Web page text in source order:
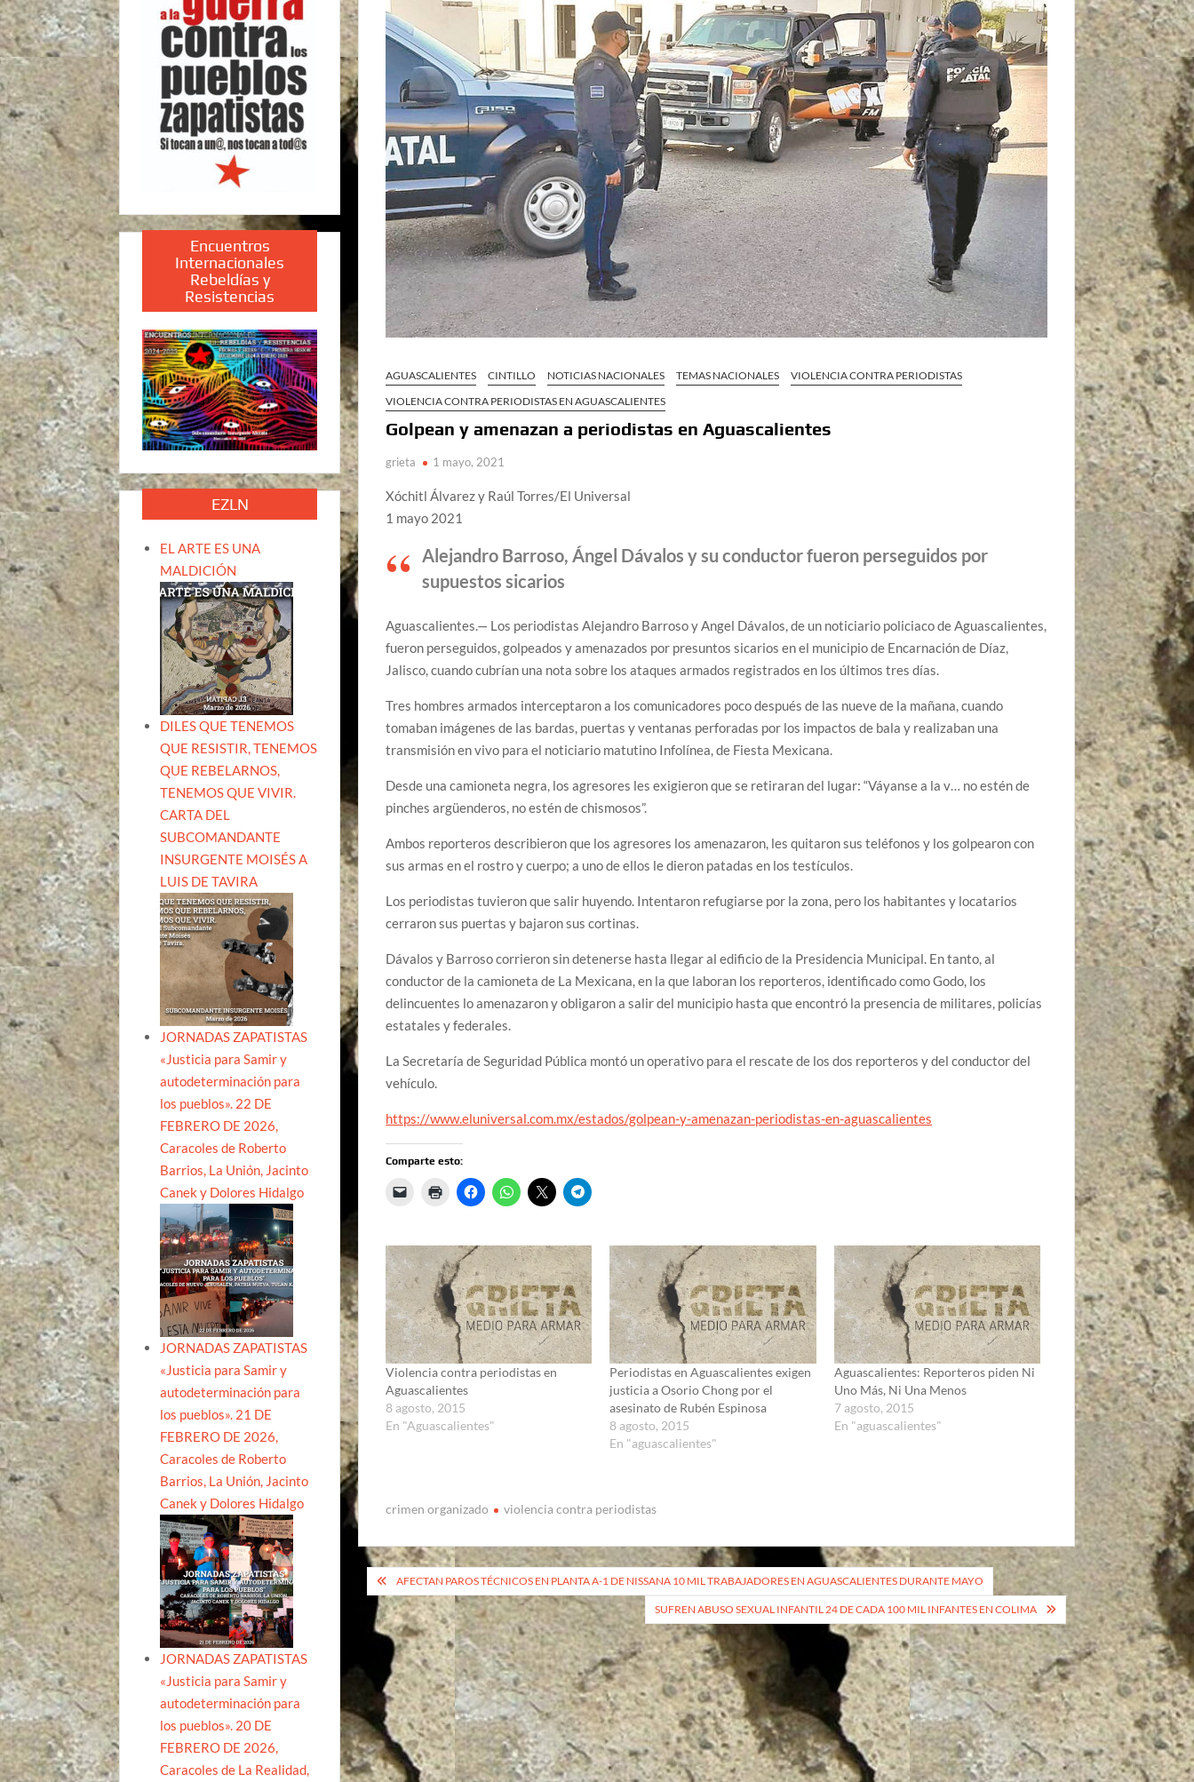
AGUASCALIENTES CINTILLO NOTICIAS NACIONALES TEMAS NACIONALES
VIOLENCIA CONTRA PERIODISTAS
VIOLENCIA CONTRA PERIODISTAS EN AGUASCALIENTES
Golpean y amenazan a periodistas en Aguascalientes
grieta 1 mayo, 2021
Xóchitl Álvarez y Raúl Torres/El Universal
1 mayo 2021
Alejandro Barroso, Ángel Dávalos y su conductor fueron perseguidos por
supuestos sicarios
Aguascalientes.— Los periodistas Alejandro Barroso y Angel Dávalos, de un noticiario policiaco de Aguascalientes,
fueron perseguidos, golpeados y amenazados por presuntos sicarios en el municipio de Encarnación de Díaz,
Jalisco, cuando cubrían una nota sobre los ataques armados registrados en los últimos tres días.
Tres hombres armados interceptaron a los comunicadores poco después de las nueve de la mañana, cuando
tomaban imágenes de las bardas, puertas y ventanas perforadas por los impactos de bala y realizaban una
transmisión en vivo para el noticiario matutino Infolínea, de Fiesta Mexicana.
Desde una camioneta negra, los agresores les exigieron que se retiraran del lugar: “Váyanse a la v… no estén de
pinches argüenderos, no estén de chismosos”.
Ambos reporteros describieron que los agresores los amenazaron, les quitaron sus teléfonos y los golpearon con
sus armas en el rostro y cuerpo; a uno de ellos le dieron patadas en los testículos.
Los periodistas tuvieron que salir huyendo. Intentaron refugiarse por la zona, pero los habitantes y locatarios
cerraron sus puertas y bajaron sus cortinas.
Dávalos y Barroso corrieron sin detenerse hasta llegar al edificio de la Presidencia Municipal. En tanto, al
conductor de la camioneta de La Mexicana, en la que laboran los reporteros, identificado como Godo, los
delincuentes lo amenazaron y obligaron a salir del municipio hasta que encontró la presencia de militares, policías
estatales y federales.
La Secretaría de Seguridad Pública montó un operativo para el rescate de los dos reporteros y del conductor del
vehículo.
https://www.eluniversal.com.mx/estados/golpean-y-amenazan-periodistas-en-aguascalientes
Comparte esto:
Violencia contra periodistas en
Aguascalientes
8 agosto, 2015
En "Aguascalientes"
Periodistas en Aguascalientes exigen
justicia a Osorio Chong por el
asesinato de Rubén Espinosa
8 agosto, 2015
En "aguascalientes"
Aguascalientes: Reporteros piden Ni
Uno Más, Ni Una Menos
7 agosto, 2015
En "aguascalientes"
crimen organizado violencia contra periodistas
Navegación
de
entradas
AFECTAN PAROS TÉCNICOS EN PLANTA A-1 DE NISSANA 10 MIL TRABAJADORES EN AGUASCALIENTES DURANTE MAYO
SUFREN ABUSO SEXUAL INFANTIL 24 DE CADA 100 MIL INFANTES EN COLIMA
Encuentros
Internacionales
Rebeldías y
Resistencias
EZLN
EL ARTE ES UNA
MALDICIÓN
DILES QUE TENEMOS
QUE RESISTIR, TENEMOS
QUE REBELARNOS,
TENEMOS QUE VIVIR.
CARTA DEL
SUBCOMANDANTE
INSURGENTE MOISÉS A
LUIS DE TAVIRA
JORNADAS ZAPATISTAS
«Justicia para Samir y
autodeterminación para
los pueblos». 22 DE
FEBRERO DE 2026,
Caracoles de Roberto
Barrios, La Unión, Jacinto
Canek y Dolores Hidalgo
JORNADAS ZAPATISTAS
«Justicia para Samir y
autodeterminación para
los pueblos». 21 DE
FEBRERO DE 2026,
Caracoles de Roberto
Barrios, La Unión, Jacinto
Canek y Dolores Hidalgo
JORNADAS ZAPATISTAS
«Justicia para Samir y
autodeterminación para
los pueblos». 20 DE
FEBRERO DE 2026,
Caracoles de La Realidad,